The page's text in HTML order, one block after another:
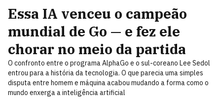
Essa IA venceu o campeão
mundial de Go — e fez ele
chorar no meio da partida
O confronto entre o programa AlphaGo e o sul-coreano Lee Sedol
entrou para a história da tecnologia. O que parecia uma simples
disputa entre homem e máquina acabou mudando a forma como o
mundo enxerga a inteligência artificial